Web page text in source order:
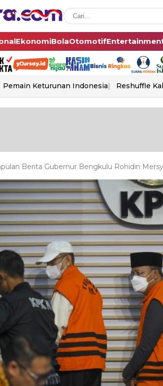
EkonomiBolaOtomotif
Pemain Keturunan Indonesia Reshuffle
Berita Gubernur Bengkulu Rohidin